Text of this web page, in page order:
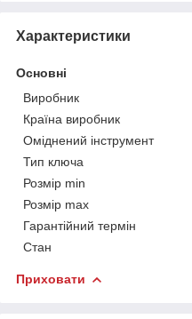
Характеристики
Основні
Виробник
Країна виробник
Оміднений інструмент
Тип ключа
Розмір min
Розмір max
Гарантійний термін
Стан
Приховати